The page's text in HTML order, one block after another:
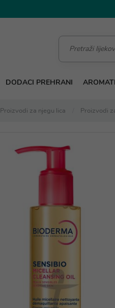
DODACI PREHRANI
Proizvodi za njegu lica Proizvodi